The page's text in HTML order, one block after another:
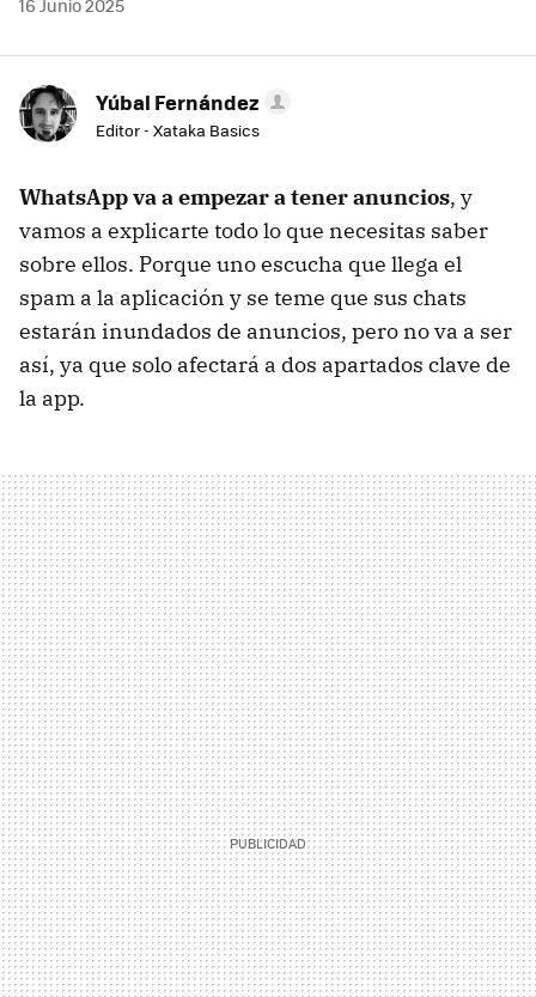
16 Junio 2025
Yúbal Fernández
Editor - Xataka Basics
WhatsApp va a empezar a tener anuncios, y
vamos a explicarte todo lo que necesitas saber
sobre ellos. Porque uno escucha que llega el
spam a la aplicación y se teme que sus chats
estarán inundados de anuncios, pero no va a ser
así, ya que solo afectará a dos apartados clave de
la app.